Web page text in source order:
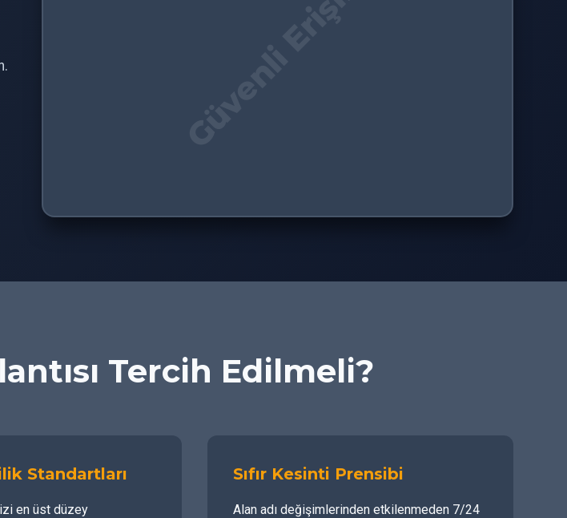
Tercih Edilmeli?
Standartları
en üst düzey
Sıfır Kesinti Prensibi
Alan adı değişimlerinden etkilenmeden 7/24